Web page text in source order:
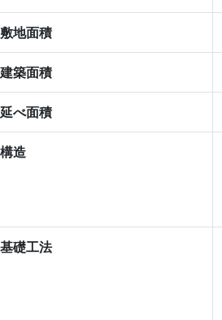
敷地面積
建築面積
延べ面積
構造
基礎工法